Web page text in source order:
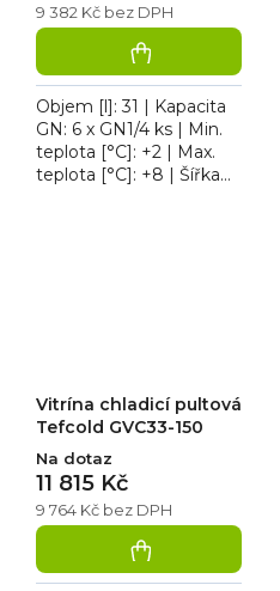
9 382 Kč bez DPH
Objem [l]: 31 | Kapacita
GN: 6 x GN1/4 ks | Min.
teplota [°C]: +2 | Max.
teplota [°C]: +8 | Šířka
Vitrína chladicí pultová
Tefcold GVC33-150
Na dotaz
9 764 Kč bez DPH
11 815 Kč